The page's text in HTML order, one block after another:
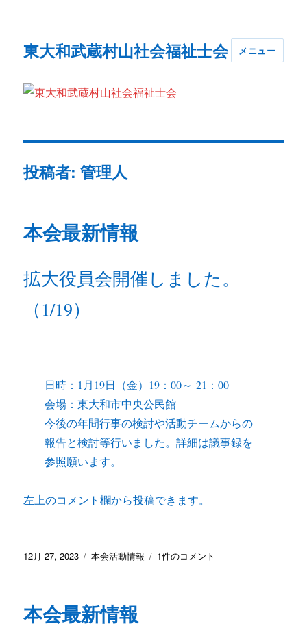
東大和武蔵村山社会福祉士会 メニュー
投稿者:管理人
本会最新情報
拡大役員会開催しました。
（1/19）
日時：1月19日（金）19：00～ 21：00
会場：東大和市中央公民館
今後の年間行事の検討や活動チームからの
報告と検討等行いました。詳細は議事録を
参照願います。
左上のコメント欄から投稿できます。
投
12月 27, 2023
カ
ー
本会活動情報
本
1件のコメント
本会最新情報